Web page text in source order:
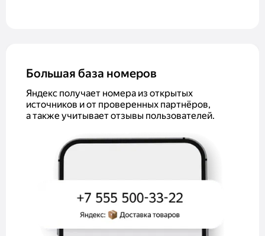
Большая база номеров
Яндекс получает номера из открытых
источников и от проверенных партнёров,
а также учитывает отзывы пользователей.